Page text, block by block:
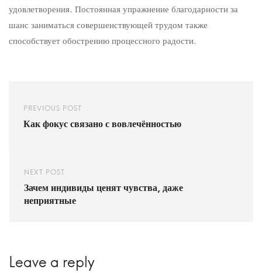
удовлетворения. Постоянная упражнение благодарности за
шанс заниматься совершенствующей трудом также
способствует обострению процессного радости.
PREVIOUS POST
Как фокус связано с вовлечённостью
NEXT POST
Зачем индивиды ценят чувства, даже
неприятные
Leave a reply